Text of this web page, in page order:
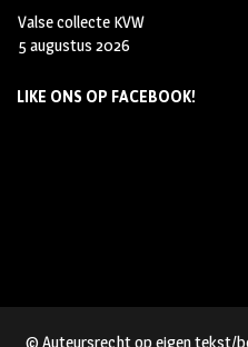
Valse collecte KVW
5 augustus 2026
LIKE ONS OP FACEBOOK!
© Auteursrecht op eigen tekst/